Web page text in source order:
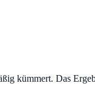
kümmert. Das